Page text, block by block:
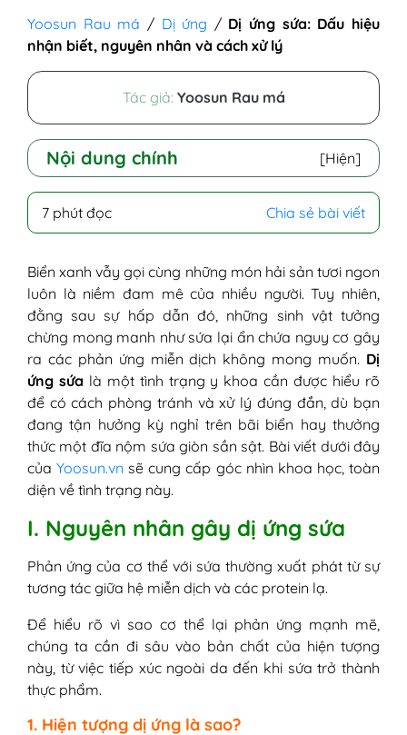
Yoosun Rau má / Dị ứng / Dị ứng sứa: Dấu hiệu
nhận biết, nguyên nhân và cách xử lý
Tác giả: Yoosun Rau má
Nội dung chính [Hiện]
1. Hiện tượng dị ứng là sao?
3. Thực hư ăn sứa có dị ứng không?
II. Các dấu hiệu dị ứng sứa dễ nhận biết
1. Triệu chứng dị ứng khi ăn sứa
2. Biểu hiện ngoài da khi bị dị ứng sứa
biển
III. Hướng dẫn cách chữa dị ứng sứa biển
1. Mẹo sơ cứu nhanh khi ăn sứa bị dị
ứng
2. Sơ cứu tại chỗ khi sứa đốt
3. Phương pháp y khoa xử lý tình
trạng
biển
không?
2. Ăn sứa đỏ có bị dị ứng không?
V. Giải đáp thêm về tình trạng dị ứng sứa
1. Xử lý nhanh dị ứng nộm sứa
2. Cơ địa nhạy cảm dị ứng sứa đỏ
cần kiêng gì?
lâu?
7 phút đọc Chia sẻ bài viết
Biển xanh vẫy gọi cùng những món hải sản tươi ngon
luôn là niềm đam mê của nhiều người. Tuy nhiên,
đằng sau sự hấp dẫn đó, những sinh vật tưởng
chừng mong manh như sứa lại ẩn chứa nguy cơ gây
ra các phản ứng miễn dịch không mong muốn. Dị
ứng sứa là một tình trạng y khoa cần được hiểu rõ
để có cách phòng tránh và xử lý đúng đắn, dù bạn
đang tận hưởng kỳ nghỉ trên bãi biển hay thưởng
thức một đĩa nộm sứa giòn sần sật. Bài viết dưới đây
củaYoosun.vn sẽ cung cấp góc nhìn khoa học, toàn
diện về tình trạng này.
I. Nguyên nhân gây dị ứng sứa
Phản ứng của cơ thể với sứa thường xuất phát từ sự
tương tác giữa hệ miễn dịch và các protein lạ.
Để hiểu rõ vì sao cơ thể lại phản ứng mạnh mẽ,
chúng ta cần đi sâu vào bản chất của hiện tượng
này, từ việc tiếp xúc ngoài da đến khi sứa trở thành
thực phẩm.
1. Hiện tượng dị ứng là sao?